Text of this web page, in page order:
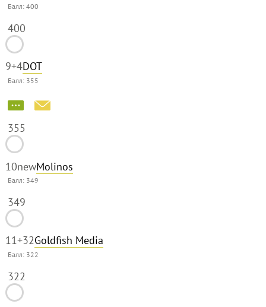
Балл:400
400
9+4DOT
Балл: 355
355
10newMolinos
Балл: 349
349
11+32Goldfish Media
Балл: 322
322